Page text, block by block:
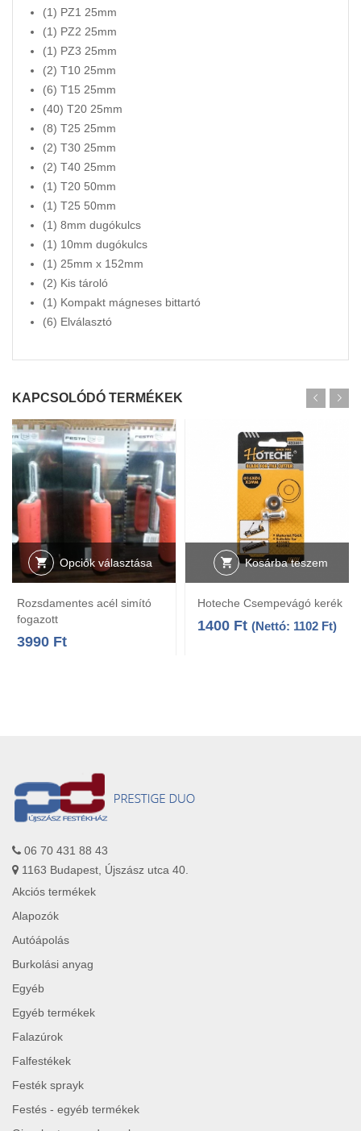
(1) PZ1 25mm
(1) PZ2 25mm
(1) PZ3 25mm
(2) T10 25mm
(6) T15 25mm
(40) T20 25mm
(8) T25 25mm
(2) T30 25mm
(2) T40 25mm
(1) T20 50mm
(1) T25 50mm
(1) 8mm dugókulcs
(1) 10mm dugókulcs
(1) 25mm x 152mm
(2) Kis tároló
(1) Kompakt mágneses bittartó
(6) Elválasztó
KAPCSOLÓDÓ TERMÉKEK
Opciók választása
Rozsdamentes acél simító
fogazott
3990 Ft
Kosárba teszem
Hoteche Csempevágó kerék
1400 Ft (Nettó: 1102 Ft)
06 70 431 88 43
1163 Budapest, Újszász utca 40.
Akciós termékek
Alapozók
Autóápolás
Burkolási anyag
Egyéb
Egyéb termékek
Falazúrok
Falfestékek
Festék sprayk
Festés - egyéb termékek